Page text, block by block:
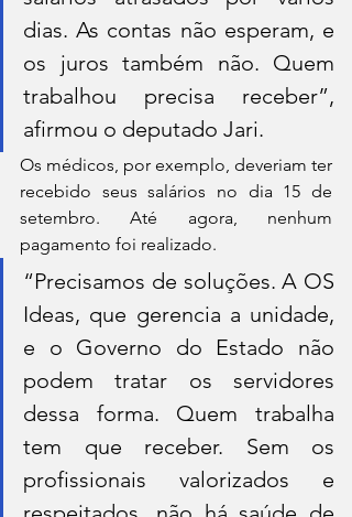
dias. As contas não esperam, e
os juros também não. Quem
trabalhou precisa receber”,
afirmou o deputado Jari.
Os médicos, por exemplo, deveriam ter
recebido seus salários no dia 15 de
setembro. Até agora, nenhum
pagamento foi realizado.
“Precisamos de soluções. A OS
Ideas, que gerencia a unidade,
e o Governo do Estado não
podem tratar os servidores
dessa forma. Quem trabalha
tem que receber. Sem os
profissionais valorizados e